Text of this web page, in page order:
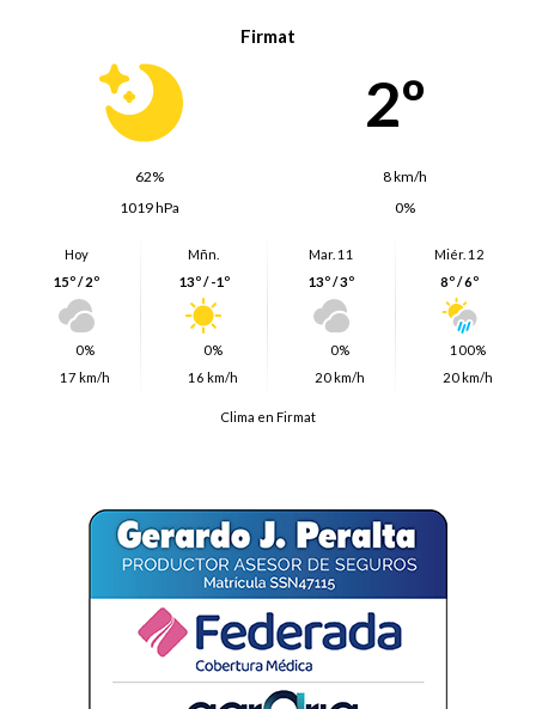
Firmat
2º
62%
8 km/h
1019 hPa
0%
Hoy
15º / 2º
0%
17 km/h
Mñn.
13º / -1º
0%
16 km/h
Mar. 11
13º / 3º
0%
20 km/h
Miér. 12
8º / 6º
100%
20 km/h
Clima en Firmat